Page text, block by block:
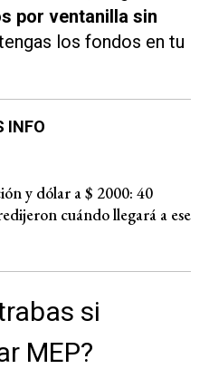
por ventanilla sin
los fondos en tu
INFO
y dólar a $ 2000: 40
cuándo llegará a ese
si
MEP?